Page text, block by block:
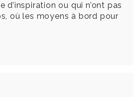
d’inspiration ou qui n’ont pas
où les moyens à bord pour